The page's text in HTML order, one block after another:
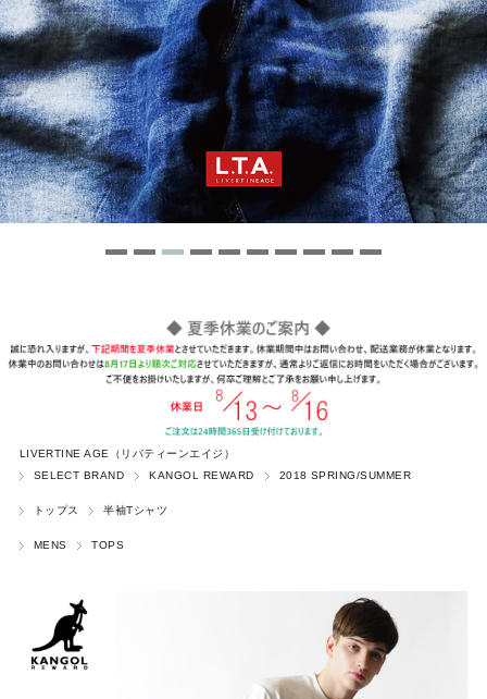
LIVERTINE AGE（リバティーンエイジ）
SELECT BRAND
KANGOL REWARD 2018 SPRING/SUMMER
トップス 半袖Tシャツ
MENS TOPS